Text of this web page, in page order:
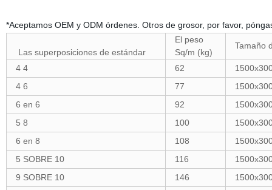
*Aceptamos OEM y ODM órdenes. Otros de grosor, por favor,
Las superposiciones de estándar
El peso
Sq/m (kg)
Tamaño
4 4 62
4 6
77
6 en 6
92
5 8
100
6 en 8
108
5 SOBRE 10
116
9 SOBRE 10
146